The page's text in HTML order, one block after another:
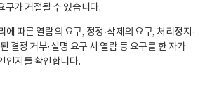
구가 거절될 수 있습니다.
에 따른 열람의 요구, 정정·삭제의 요구, 처리정지·
결정 거부·설명 요구 시 열람 등 요구를 한 자가
인지를 확인합니다.